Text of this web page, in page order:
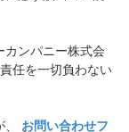
カンパニー株式会
任を一切負わない
お問い合わせフ